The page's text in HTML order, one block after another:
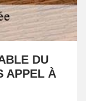
DU
APPEL À